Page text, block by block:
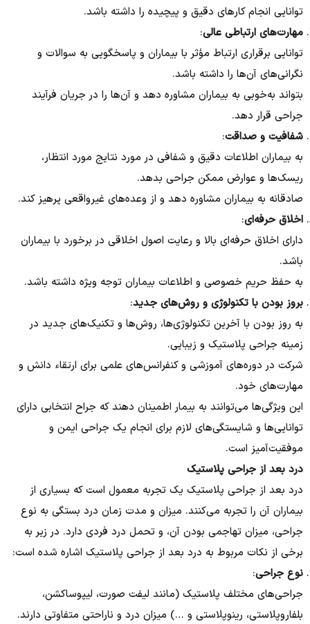
توانایی انجام کارهای دقیق و پیچیده را داشته باشد.
مهارت‌های ارتباطی عالی:
توانایی برقراری ارتباط مؤثر با بیماران و پاسخگویی به سوالات و
نگرانی‌های آن‌ها را داشته باشد.
بتواند به‌خوبی به بیماران مشاوره دهد و آن‌ها را در جریان فرآیند
جراحی قرار دهد.
شفافیت و صداقت:
به بیماران اطلاعات دقیق و شفافی در مورد نتایج مورد انتظار،
ریسک‌ها و عوارض ممکن جراحی بدهد.
صادقانه به بیماران مشاوره دهد و از وعده‌های غیرواقعی پرهیز کند.
اخلاق حرفه‌ای:
دارای اخلاق حرفه‌ای بالا و رعایت اصول اخلاقی در برخورد با بیماران
باشد.
به حفظ حریم خصوصی و اطلاعات بیماران توجه ویژه داشته باشد.
بروز بودن با تکنولوژی و روش‌های جدید:
به روز بودن با آخرین تکنولوژی‌ها، روش‌ها و تکنیک‌های جدید در
زمینه جراحی پلاستیک و زیبایی.
شرکت در دوره‌های آموزشی و کنفرانس‌های علمی برای ارتقاء دانش و
مهارت‌های خود.
این ویژگی‌ها می‌توانند به بیمار اطمینان دهند که جراح انتخابی دارای
توانایی‌ها و شایستگی‌های لازم برای انجام یک جراحی ایمن و
موفقیت‌آمیز است.
درد بعد از جراحی پلاستیک
درد بعد از جراحی پلاستیک یک تجربه معمول است که بسیاری از
بیماران آن را تجربه می‌کنند. میزان و مدت زمان درد بستگی به نوع
جراحی، میزان تهاجمی بودن آن، و تحمل درد فردی دارد. در زیر به
برخی از نکات مربوط به درد بعد از جراحی پلاستیک اشاره شده است:
نوع جراحی:
جراحی‌های مختلف پلاستیک (مانند لیفت صورت، لیپوساکشن،
بلفاروپلاستی، رینوپلاستی و …) میزان درد و ناراحتی متفاوتی دارند.